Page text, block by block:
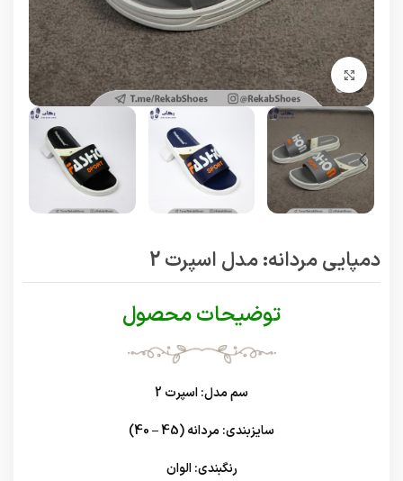
برای بزرگنمایی کلیک کنید
دمپایی مردانه: مدل اسپرت 2
توضیحات محصول
سم مدل: اسپرت 2
سایزبندی: مردانه (45 – 40)
رنگبندی: الوان